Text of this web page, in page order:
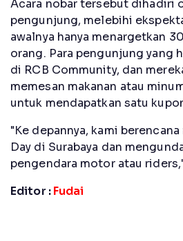
Acara nobar tersebut dihadiri
pengunjung, melebihi
awalnya hanya menargetkan
orang. Para pengunjung yang
di RCB Community, dan
memesan makanan atau
untuk mendapatkan satu
"Ke depannya, kami
Day di Surabaya dan
pengendara motor atau
Editor :Fudai